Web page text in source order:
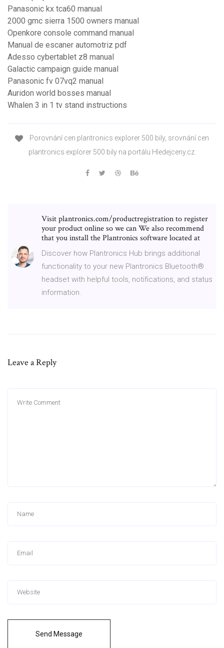
Panasonic kx tca60 manual
2000 gmc sierra 1500 owners manual
Openkore console command manual
Manual de escaner automotriz pdf
Adesso cybertablet z8 manual
Galactic campaign guide manual
Panasonic fv 07vq2 manual
Auridon world bosses manual
Whalen 3 in 1 tv stand instructions
Porovnání cen plantronics explorer 500 bily, srovnání cen
plantronics explorer 500 bily na portálu Hledejceny.cz.
Visit plantronics.com/productregistration to register
your product online so we can We also recommend
that you install the Plantronics software located at
Discover how Plantronics Hub brings additional
functionality to your new Plantronics Bluetooth®
headset with helpful tools, notifications, and status
information.
Leave a Reply
Send Message